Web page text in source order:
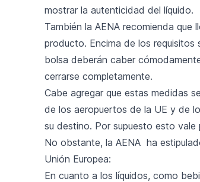
mostrar la autenticidad del líquido.
También la AENA recomienda
producto. Encima de los
bolsa deberán caber
cerrarse completamente.
Cabe agregar que estas medidas
de los aeropuertos de la UE y de
su destino. Por supuesto esto vale
No obstante, la AENA ha
Unión Europea:
En cuanto a los líquidos, como